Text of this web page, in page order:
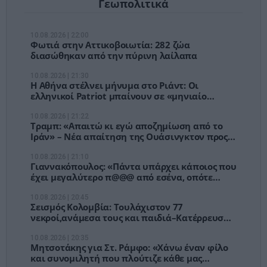
Γεωπολιτικά
Φωτιά στην Αττικοβοιωτία: 282 ζώα
διασώθηκαν από την πύρινη λαίλαπα
Η Αθήνα στέλνει μήνυμα στο Ριάντ: Οι
ελληνικοί Patriot μπαίνουν σε «μηνιαίο
Τραμπ: «Απαιτώ κι εγώ αποζημίωση από το
Ιράν» – Νέα απαίτηση της Ουάσινγκτον προς
Γιαννακόπουλος: «Πάντα υπάρχει κάποιος που
έχει μεγαλύτερο π@@@ από εσένα, οπότε
Σεισμός Κολομβία: Τουλάχιστον 77
νεκροί,ανάμεσα τους και παιδιά–Κατέρρευσαν
Μητσοτάκης για Στ. Ράμφο: «Χάνω έναν φίλο
και συνομιλητή που πλούτιζε κάθε μας